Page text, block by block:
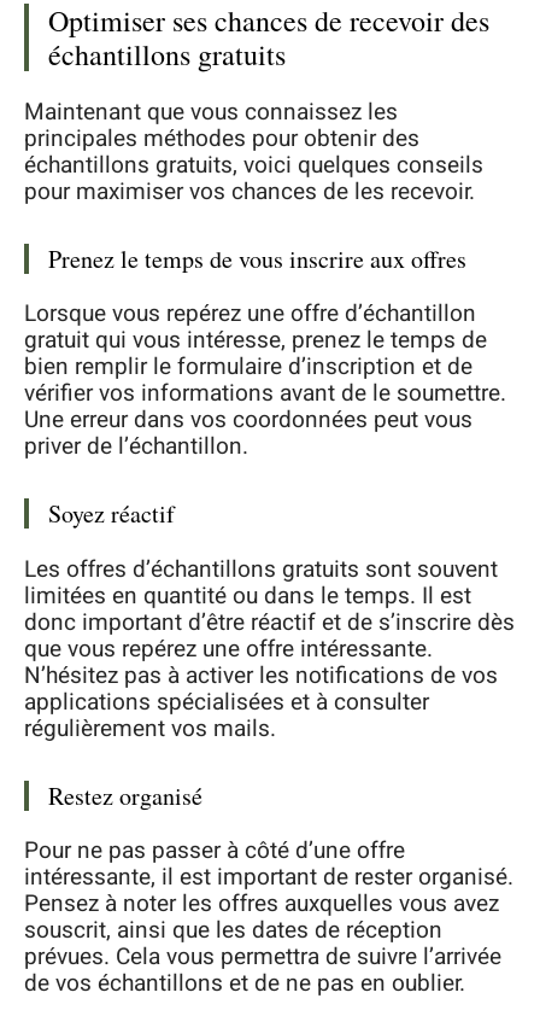
Optimiser ses chances de recevoir des
échantillons gratuits
Maintenant que vous connaissez les
principales méthodes pour obtenir des
échantillons gratuits, voici quelques conseils
pour maximiser vos chances de les recevoir.
Prenez le temps de vous inscrire aux offres
Lorsque vous repérez une offre d’échantillon
gratuit qui vous intéresse, prenez le temps de
bien remplir le formulaire d’inscription et de
vérifier vos informations avant de le soumettre.
Une erreur dans vos coordonnées peut vous
priver de l’échantillon.
Soyez réactif
Les offres d’échantillons gratuits sont souvent
limitées en quantité ou dans le temps. Il est
donc important d’être réactif et de s’inscrire dès
que vous repérez une offre intéressante.
N’hésitez pas à activer les notifications de vos
applications spécialisées et à consulter
régulièrement vos mails.
Restez organisé
Pour ne pas passer à côté d’une offre
intéressante, il est important de rester organisé.
Pensez à noter les offres auxquelles vous avez
souscrit, ainsi que les dates de réception
prévues. Cela vous permettra de suivre l’arrivée
de vos échantillons et de ne pas en oublier.